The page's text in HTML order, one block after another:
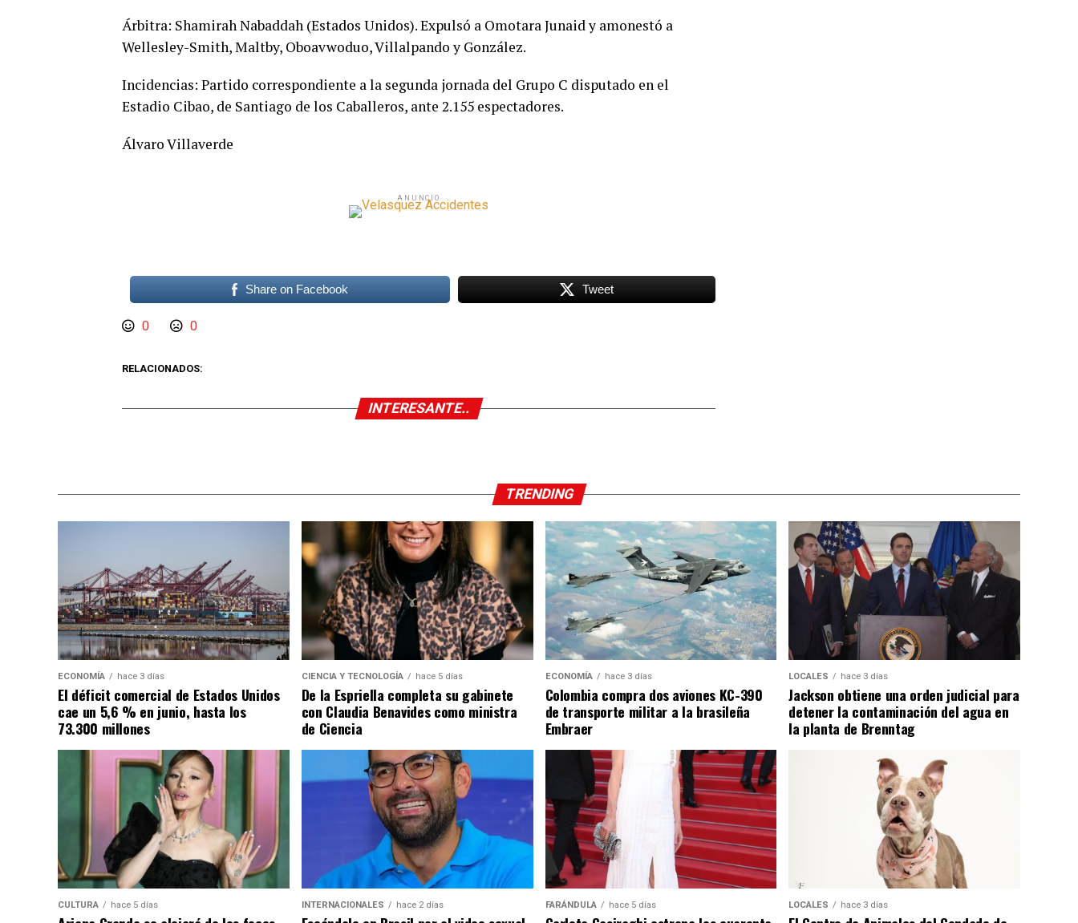
Árbitra: Shamirah Nabaddah (Estados Unidos). Expulsó a Omotara Junaid y amonestó a
Wellesley-Smith, Maltby, Oboavwoduo, Villalpando y González.
Incidencias: Partido correspondiente a la segunda jornada del Grupo C disputado en el
Estadio Cibao, de Santiago de los Caballeros, ante 2.155 espectadores.
Álvaro Villaverde
ANUNCIO
Share on Facebook Tweet
0 0
RELACIONADOS:
INTERESANTE..
TRENDING
ECONOMÍA hace 3 días
El déficit comercial de Estados Unidos
cae un 5,6 % en junio, hasta los
73.300 millones
CIENCIA Y TECNOLOGÍA hace 5 días
De la Espriella completa su gabinete
con Claudia Benavides como ministra
de Ciencia
ECONOMÍA hace 3 días
Colombia compra dos aviones KC-390
de transporte militar a la brasileña
Embraer
LOCALES hace 3 días
Jackson obtiene una orden judicial para
detener la contaminación del agua en
la planta de Brenntag
CULTURA hace 5 días INTERNACIONALES hace 2 días FARÁNDULA hace 5 días LOCALES hace 3 días